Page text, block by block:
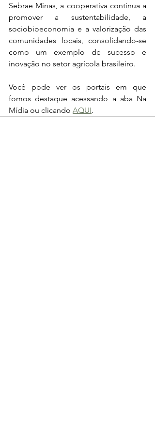
Sebrae Minas, a cooperativa continua a
promover a sustentabilidade, a
sociobioeconomia e a valorização das
comunidades locais, consolidando-se
como um exemplo de sucesso e
inovação no setor agrícola brasileiro.
Você pode ver os portais em que
fomos destaque acessando a aba Na
Mídia ou clicando AQUI.